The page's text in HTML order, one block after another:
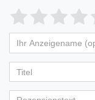
3
5
2
von
5
1
von
5
Anzeigename
(optional)